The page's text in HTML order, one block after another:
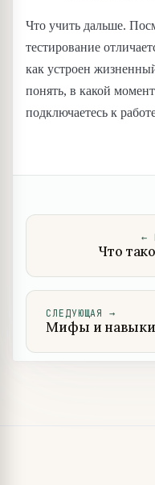
Что учить дальше.
тестирование
как устроен
понять, в какой
подключаетесь к
←
Что
СЛЕДУЮЩАЯ →
Мифы и навыки